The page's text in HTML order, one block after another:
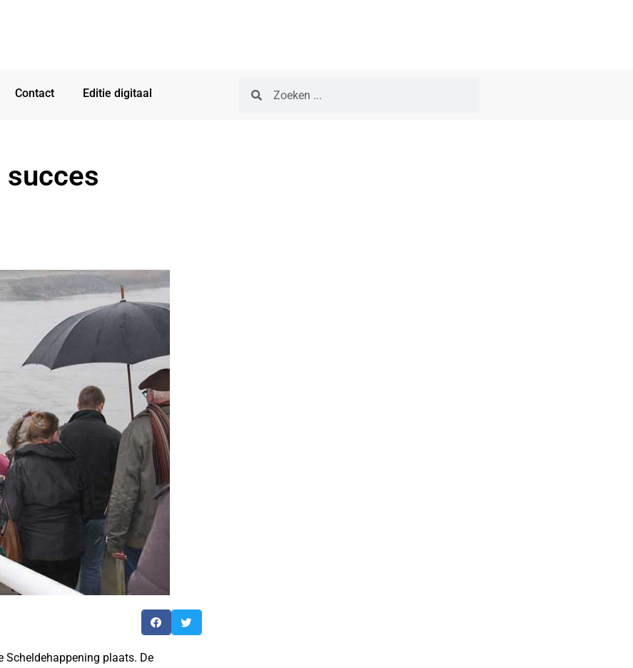
Contact Editie digitaal
succes
Scheldehappening plaats. De